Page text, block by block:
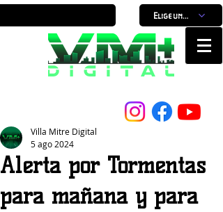
Elige un horario
Alerta por Tormentas
para mañana y para
Villa Mitre Digital
5 ago 2024